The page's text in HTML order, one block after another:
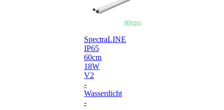
SpectraLINE
IP65
60cm
18W
V2
-
Wasserdicht
-